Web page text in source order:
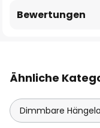
Bewertungen
Ähnliche
Dimmbare